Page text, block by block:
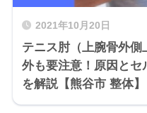
2021年10月20日
テニス肘（上腕骨外
外も要注意！原因と
を解説【熊谷市 整体】